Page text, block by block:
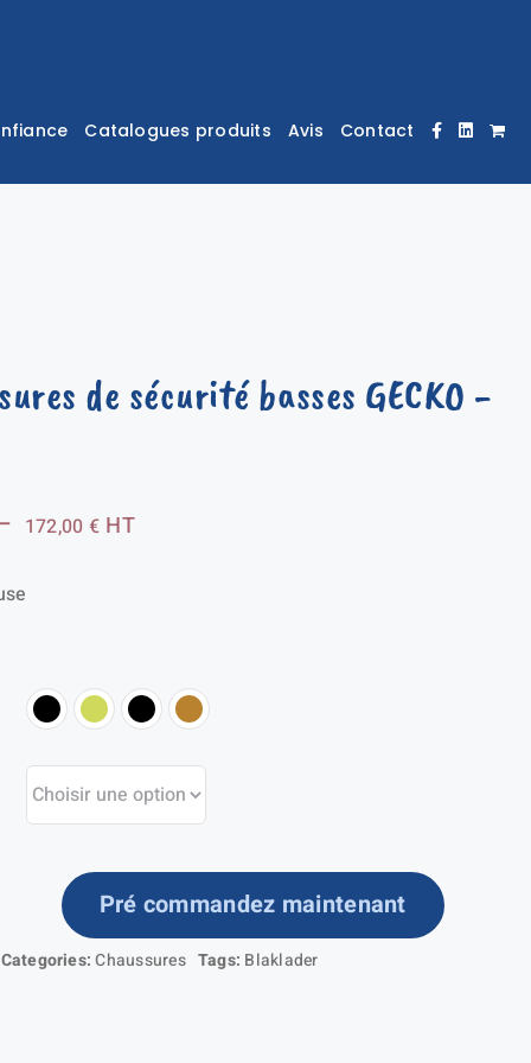
Catalogues produits Avis Contact
de sécurité basses GECKO -
172,00 €Plage
172,00 €
HT
Pré commandez maintenant
Categories:Chaussures Tags: Blaklader